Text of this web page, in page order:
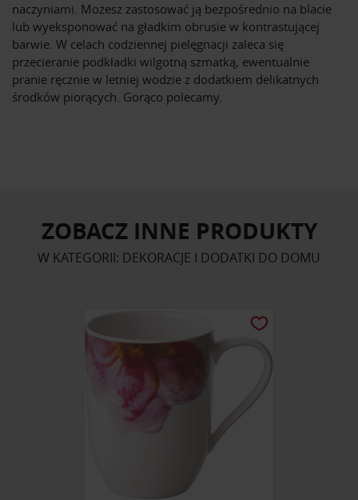
naczyniami. Możesz zastosować ją bezpośrednio na blacie
lub wyeksponować na gładkim obrusie w kontrastującej
barwie. W celach codziennej pielęgnacji zaleca się
przecieranie podkładki wilgotną szmatką, ewentualnie
pranie ręcznie w letniej wodzie z dodatkiem delikatnych
środków piorących. Gorąco polecamy.
ZOBACZ INNE PRODUKTY
W KATEGORII: DEKORACJE I DODATKI DO DOMU